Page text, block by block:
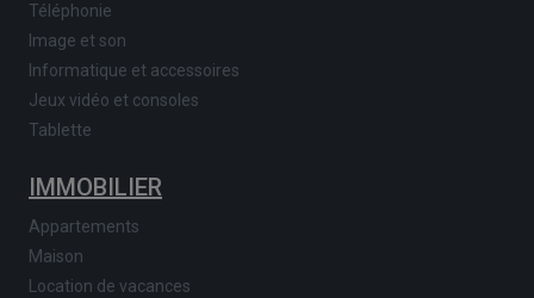
Téléphonie
Image et son
Informatique et accessoires
Jeux vidéo et consoles
Tablette
IMMOBILIER
Appartements
Maison
Location de vacances